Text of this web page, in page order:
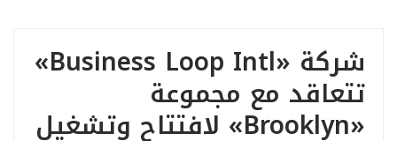
شركة «Business Loop Intl»
تتعاقد مع مجموعة
«Brooklyn» لافتتاح وتشغيل